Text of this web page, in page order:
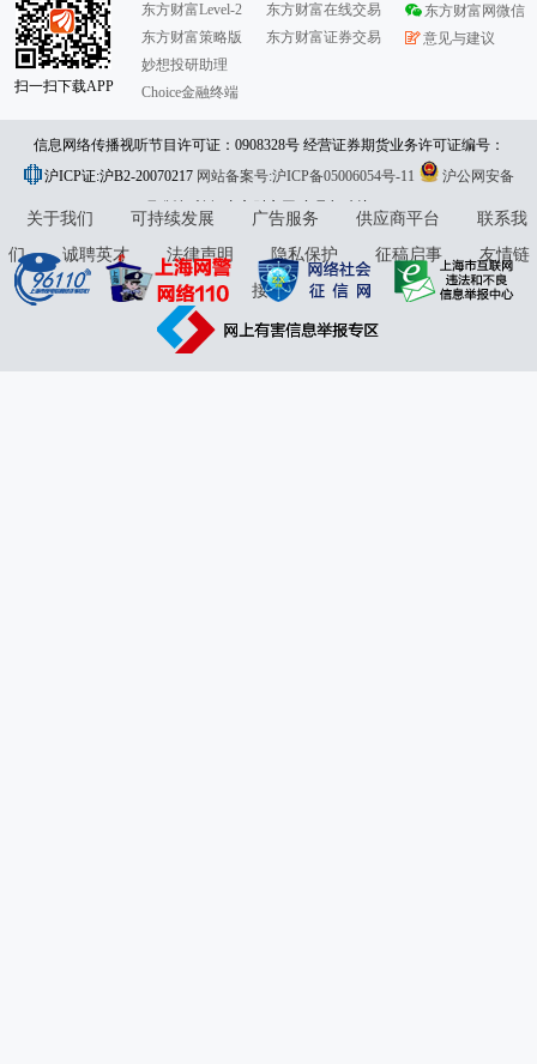
扫一扫下载APP
东方财富Level-2
东方财富策略版
妙想投研助理
Choice金融终端
东方财富在线交易
东方财富证券交易
东方财富网微信
意见与建议
信息网络传播视听节目许可证：0908328号 经营证券期货业务许可证编号：
913101046312860336 违法和不良信息举报:021-61278686 举报邮箱：
jubao@eastmoney.com
沪ICP证:沪B2-20070217 网站备案号:沪ICP备05006054号-11
沪公网安备
31010402000120号版权所有:东方财富网意见与建议:4000300059/952500
关于我们 可持续发展 广告服务 供应商平台
联系我
们
诚聘英才 法律声明 隐私保护 征稿启事
友情链
接